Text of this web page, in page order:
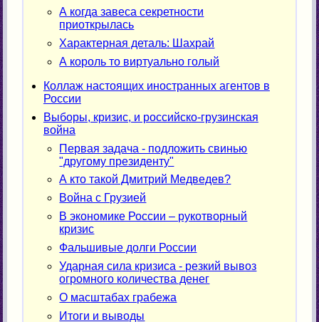
А когда завеса секретности
приоткрылась
Характерная деталь: Шахрай
А король то виртуально голый
Коллаж настоящих иностранных агентов в
России
Выборы, кризис, и российско-грузинская
война
Первая задача - подложить свинью
"другому президенту"
А кто такой Дмитрий Медведев?
Война с Грузией
В экономике России – рукотворный
кризис
Фальшивые долги России
Ударная сила кризиса - резкий вывоз
огромного количества денег
О масштабах грабежа
Итоги и выводы